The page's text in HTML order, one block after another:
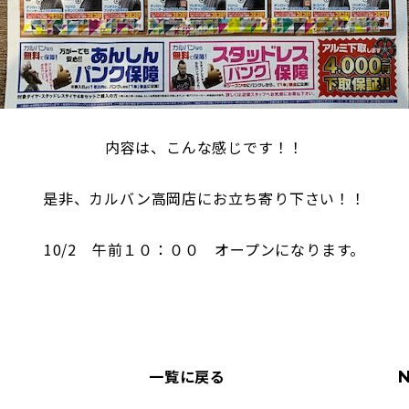
内容は、こんな感じです！！
是非、カルバン高岡店にお立ち寄り下さい！！
10/2 午前１０：００ オープンになります。
一覧に戻る